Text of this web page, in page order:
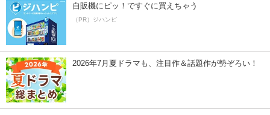
自販機にピッ！ですぐに買えちゃう
（PR）ジハンピ
2026年7月夏ドラマも、注目作＆話題作が勢ぞろい！